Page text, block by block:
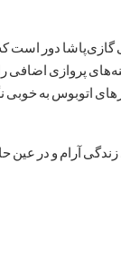
۲۵ کیلومتر از فرودگاه بین‌المللی
نیز در فاصله ۱۴۰ کیلومتری قرار دارد و
اتوبوس به خوبی
زندگی آرام و در عین